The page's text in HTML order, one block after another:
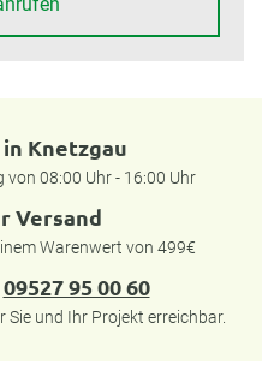
Knetzgau
08:00 Uhr - 16:00 Uhr
Versand
Warenwert von 499€
09527 95 00 60
und Ihr Projekt erreichbar.